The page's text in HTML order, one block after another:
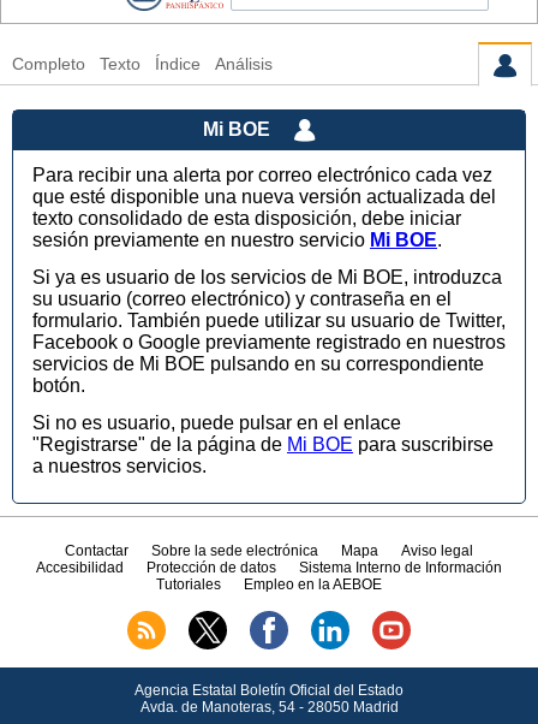
Completo Texto Índice Análisis
Mi BOE
Para recibir una alerta por correo electrónico cada vez
que esté disponible una nueva versión actualizada del
texto consolidado de esta disposición, debe iniciar
sesión previamente en nuestro servicio Mi BOE.
Si ya es usuario de los servicios de Mi BOE, introduzca
su usuario (correo electrónico) y contraseña en el
formulario. También puede utilizar su usuario de Twitter,
Facebook o Google previamente registrado en nuestros
servicios de Mi BOE pulsando en su correspondiente
botón.
Si no es usuario, puede pulsar en el enlace
"Registrarse" de la página de Mi BOE para suscribirse
a nuestros servicios.
Contactar Sobre la sede electrónica Mapa
Aviso legal
Accesibilidad
Protección de datos
Sistema Interno de Información
Tutoriales
Empleo en la AEBOE
Agencia Estatal Boletín Oficial del Estado
Avda. de Manoteras, 54 - 28050 Madrid